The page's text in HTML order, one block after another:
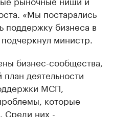
«Мы постарались
поддержку бизнеса в
министр.
бизнес-сообщества,
деятельности
МСП,
которые
Среди них -